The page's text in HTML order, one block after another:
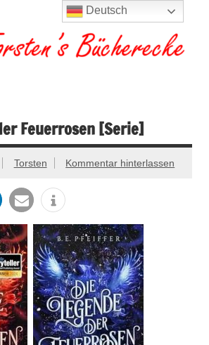
Feuerrosen [Serie]
Torsten Kommentar hinterlassen
Deutsch